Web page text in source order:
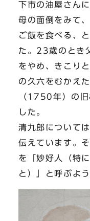
下市の油屋さん
母の面倒をみて
ご飯を食べる、
た。23歳のとき
をやめ、きこり
の久六をむかえ
（1750年）の
した。
清九郎について
伝えています。
を「妙好人（特
と）」と呼ぶよ